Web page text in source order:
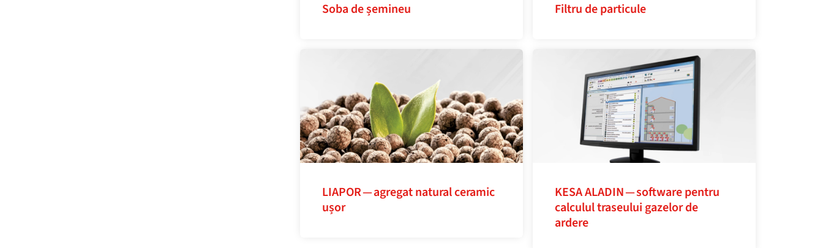
Soba de șemineu Filtru de particule
LIAPOR — agregat natural ceramic
ușor
KESA ALADIN — software pentru
calculul traseului gazelor de
ardere